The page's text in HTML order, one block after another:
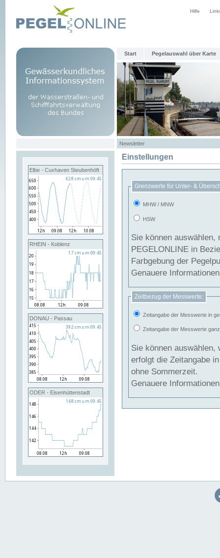
Hilfe
Start Pegelauswahl über Karte
Newsletter
Elbe - Cuxhaven Steubenhöft
RHEIN - Koblenz
DONAU - Passau
ODER - Eisenhüttenstadt
Einstellungen
Grenzwerte für Unter- &
MHW / MNW
HSW
Sie können
PEGELONLINE in Beziehung
Farbgebung der
Genauere
Zeitbezug der Messwerte:
Zeitangabe der Messwerte in
Zeitangabe der Messwerte
Sie können auswählen,
erfolgt die Zeitangabe
ohne Sommerzeit.
Genauere